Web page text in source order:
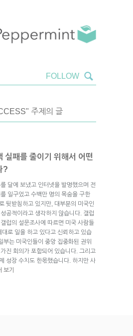
주제의 글
실패를 줄이기 위해서 어떤
?
달에 보냈고 인터넷을 발명했으며 전
일구었고 수백만 명의 목숨을 구한
뒷받침하고 있지만, 대부분의 미국인
공적이라고 생각하지 않습니다. 갤럽
럽의 설문조사에 따르면 미국 사람들
로 일을 하고 있다고 신뢰하고 있습
부는 미국인들이 중앙 집중화된 권위
진 회의가 포함되어 있습니다. 그리고
성장 수치도 한몫했습니다. 하지만 사
보기